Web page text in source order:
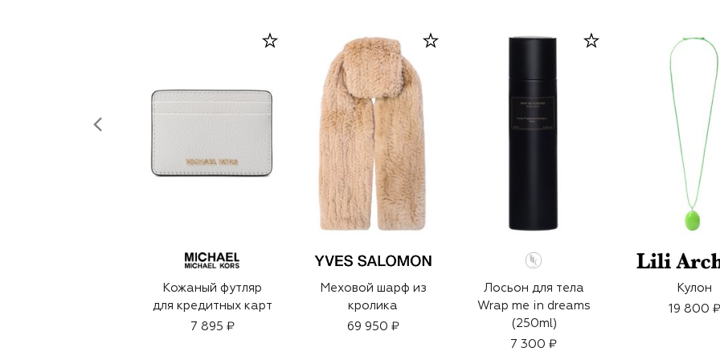
Кожаный футляр
для кредитных карт
7 895 ₽
Меховой шарф из
кролика
69 950 ₽
Лосьон для тела
Wrap me in dreams
(250ml)
7 300 ₽
Кулон
19 800 ₽